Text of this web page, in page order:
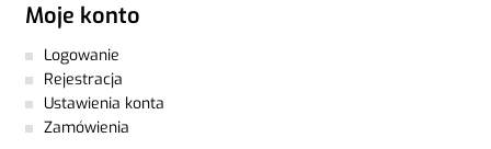
Moje konto
Logowanie
Rejestracja
Ustawienia konta
Zamówienia